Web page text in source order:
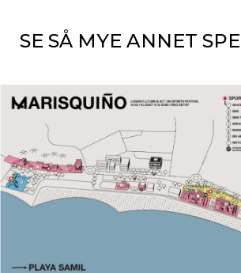
SE SÅ MYE ANNET